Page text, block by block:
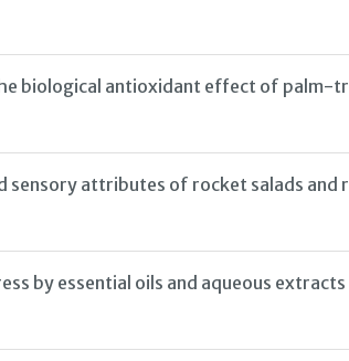
biological antioxidant effect of palm-
attributes of rocket salads and
essential oils and aqueous extracts